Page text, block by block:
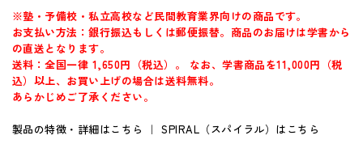
通常版
アップグレード版
（DVD-ROM簡易パッケージ）
アップグレード版
（ダウンロード）
製品サポートページ
※塾・予備校・私立高校など民間教育業界向けの商品です。
お支払い方法：銀行振込もしくは郵便振替。商品のお届けは学書から
の直送となります。
送料：全国一律 1,650円（税込）。 なお、学書商品を11,000円（税
込）以上、お買い上げの場合は送料無料。
あらかじめご了承ください。
製品の特徴・詳細はこちら ｜SPIRAL（スパイラル）はこちら